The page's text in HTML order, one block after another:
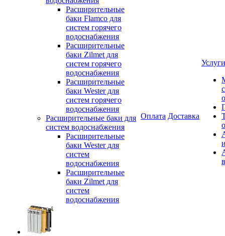
Расширительные
баки Flamco для
систем горячего
водоснабжения
Расширительные
баки Zilmet для
систем горячего
водоснабжения
Расширительные
баки Wester для
систем горячего
водоснабжения
Расширительные баки для
систем водоснабжения
Расширительные
баки Wester для
систем
водоснабжения
Расширительные
баки Zilmet для
систем
водоснабжения
Оплата Доставка
Услуги